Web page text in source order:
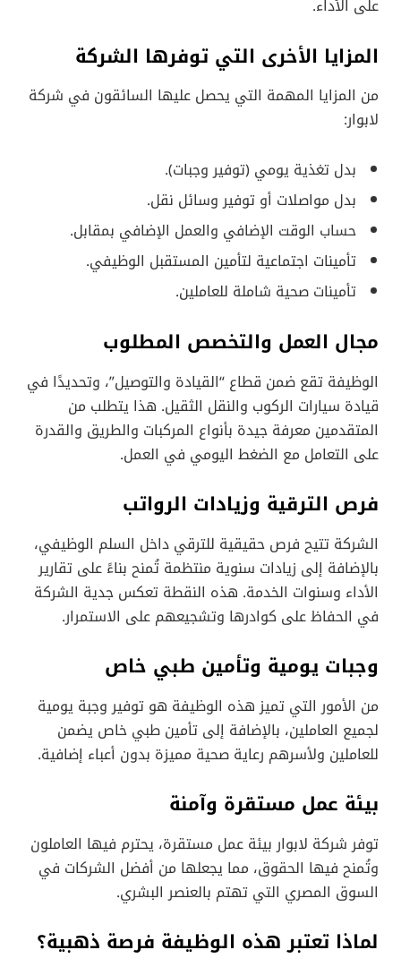
على الأداء.
المزايا الأخرى التي توفرها الشركة
من المزايا المهمة التي يحصل عليها السائقون في شركة
لابوار:
بدل تغذية يومي (توفير وجبات).
بدل مواصلات أو توفير وسائل نقل.
حساب الوقت الإضافي والعمل الإضافي بمقابل.
تأمينات اجتماعية لتأمين المستقبل الوظيفي.
تأمينات صحية شاملة للعاملين.
مجال العمل والتخصص المطلوب
الوظيفة تقع ضمن قطاع “القيادة والتوصيل”، وتحديدًا في
قيادة سيارات الركوب والنقل الثقيل. هذا يتطلب من
المتقدمين معرفة جيدة بأنواع المركبات والطريق والقدرة
على التعامل مع الضغط اليومي في العمل.
فرص الترقية وزيادات الرواتب
الشركة تتيح فرص حقيقية للترقي داخل السلم الوظيفي،
بالإضافة إلى زيادات سنوية منتظمة تُمنح بناءً على تقارير
الأداء وسنوات الخدمة. هذه النقطة تعكس جدية الشركة
في الحفاظ على كوادرها وتشجيعهم على الاستمرار.
وجبات يومية وتأمين طبي خاص
من الأمور التي تميز هذه الوظيفة هو توفير وجبة يومية
لجميع العاملين، بالإضافة إلى تأمين طبي خاص يضمن
للعاملين ولأسرهم رعاية صحية مميزة بدون أعباء إضافية.
بيئة عمل مستقرة وآمنة
توفر شركة لابوار بيئة عمل مستقرة، يحترم فيها العاملون
وتُمنح فيها الحقوق، مما يجعلها من أفضل الشركات في
السوق المصري التي تهتم بالعنصر البشري.
لماذا تعتبر هذه الوظيفة فرصة ذهبية؟